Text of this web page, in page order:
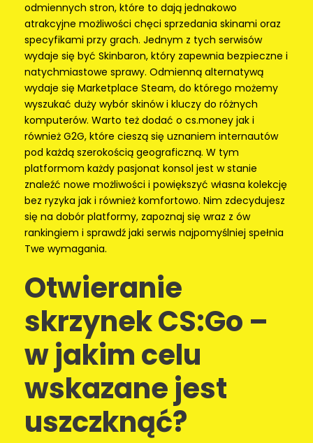
odmiennych stron, które to dają jednakowo
atrakcyjne możliwości chęci sprzedania skinami oraz
specyfikami przy grach. Jednym z tych serwisów
wydaje się być Skinbaron, który zapewnia bezpieczne i
natychmiastowe sprawy. Odmienną alternatywą
wydaje się Marketplace Steam, do którego możemy
wyszukać duży wybór skinów i kluczy do różnych
komputerów. Warto też dodać o cs.money jak i
również G2G, które cieszą się uznaniem internautów
pod każdą szerokością geograficzną. W tym
platformom każdy pasjonat konsol jest w stanie
znaleźć nowe możliwości i powiększyć własna kolekcję
bez ryzyka jak i również komfortowo. Nim zdecydujesz
się na dobór platformy, zapoznaj się wraz z ów
rankingiem i sprawdź jaki serwis najpomyślniej spełnia
Twe wymagania.
Otwieranie
skrzynek CS:Go –
w jakim celu
wskazane jest
uszczknąć?